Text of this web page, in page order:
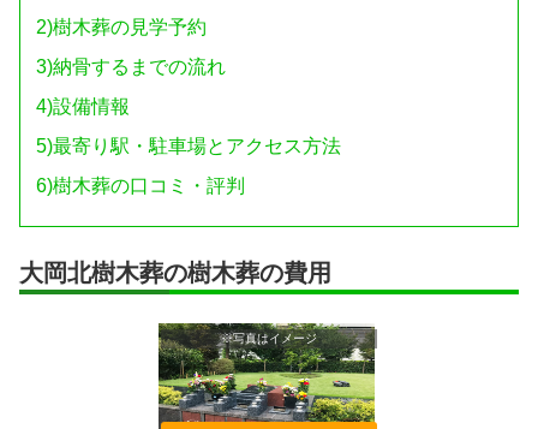
2)樹木葬の見学予約
3)納骨するまでの流れ
4)設備情報
5)最寄り駅・駐車場とアクセス方法
6)樹木葬の口コミ・評判
大岡北樹木葬の樹木葬の費用
※写真はイメージ